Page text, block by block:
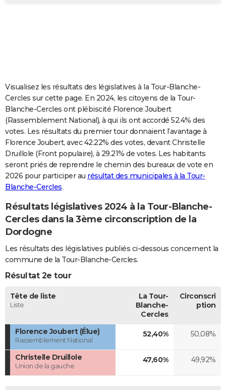
Carte de Noël
Carte Bonne année
Carte Saint-Valentin
Carte Pâques
Carte d'anniversaire
DICTIONNAIRE
Dictionnaire
Biographies
Citations
Expressions
Proverbes
COPAINS D'AVANT
S'inscrire
Se connecter
Lycées
Collèges
Primaires
Universités
Entreprises
Service militaire
Avis de recherche
AVIS DE DÉCÈS
FORUM
Visualisez les résultats des législatives à la Tour-Blanche-
Cercles sur cette page. En 2024, les citoyens de la Tour-
Blanche-Cercles ont plébiscité Florence Joubert
(Rassemblement National), à qui ils ont accordé 52.4% des
votes. Les résultats du premier tour donnaient l’avantage à
Florence Joubert, avec 42.22% des votes, devant Christelle
Druillole (Front populaire), à 29.21% de votes. Les habitants
seront priés de reprendre le chemin des bureaux de vote en
2026 pour participer au résultat des municipales à la Tour-
Blanche-Cercles.
Résultats législatives 2024 à la Tour-Blanche-
Cercles dans la 3ème circonscription de la
Dordogne
Les résultats des législatives publiés ci-dessous concernent la
commune de la Tour-Blanche-Cercles.
Résultat 2e tour
Tête de liste
Liste
La Tour-
Blanche-
Cercles
Circonscri
ption
Florence Joubert (Élue)
Rassemblement National
52,40% 50,08%
Christelle Druillole
Union de la gauche
47,60% 49,92%